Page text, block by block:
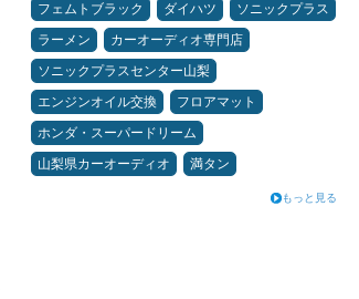
フェムトブラック
ダイハツ
ソニックプラス
ラーメン
カーオーディオ専門店
ソニックプラスセンター山梨
エンジンオイル交換
フロアマット
ホンダ・スーパードリーム
山梨県カーオーディオ
満タン
もっと見る